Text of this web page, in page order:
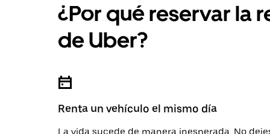
¿Por qué reservar la
de Uber?
Renta un vehículo el mismo día